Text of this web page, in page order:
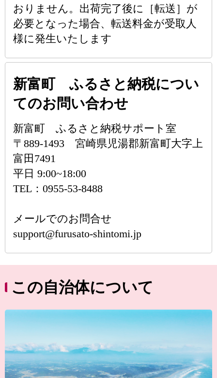
おりません。出荷完了後に［転送］が
必要となった場合、転送料金が受取人
様に発生いたします
新富町 ふるさと納税につい
てのお問い合わせ
新富町 ふるさと納税サポート室
〒889-1493 宮崎県児湯郡新富町大字上
富田7491
平日 9:00~18:00
TEL：0955-53-8488
メールでのお問合せ
support@furusato-shintomi.jp
この自治体について